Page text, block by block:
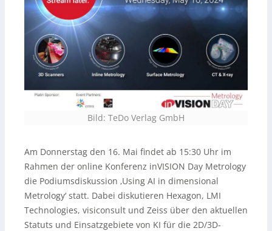
Bild: TeDo Verlag GmbH
Am Donnerstag den 16. Mai findet ab 15:30 Uhr im
Rahmen der online Konferenz inVISION Day Metrology
die Podiumsdiskussion ‚Using AI in dimensional
Metrology‘ statt. Dabei diskutieren Hexagon, LMI
Technologies, visiconsult und Zeiss über den aktuellen
Statuts und Einsatzgebiete von KI für die 2D/3D-